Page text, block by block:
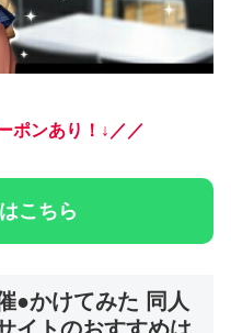
ポンあり！↓／／
こちら
●かけてみた 同人